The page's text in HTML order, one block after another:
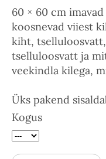
60 × 60 cm
koosnevad viiest
kiht,
tselluloosvatt ja
veekindla kilega,
Üks pakend
Kogus